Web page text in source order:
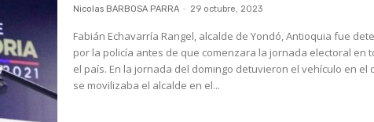
Nicolas BARBOSA PARRA - 29 octubre, 2023
Fabián Echavarría Rangel, alcalde de Yondó, Antioquia fue
por la policía antes de que comenzara la jornada electoral en
el país. En la jornada del domingo detuvieron el vehículo en el que
se movilizaba el alcalde en el...